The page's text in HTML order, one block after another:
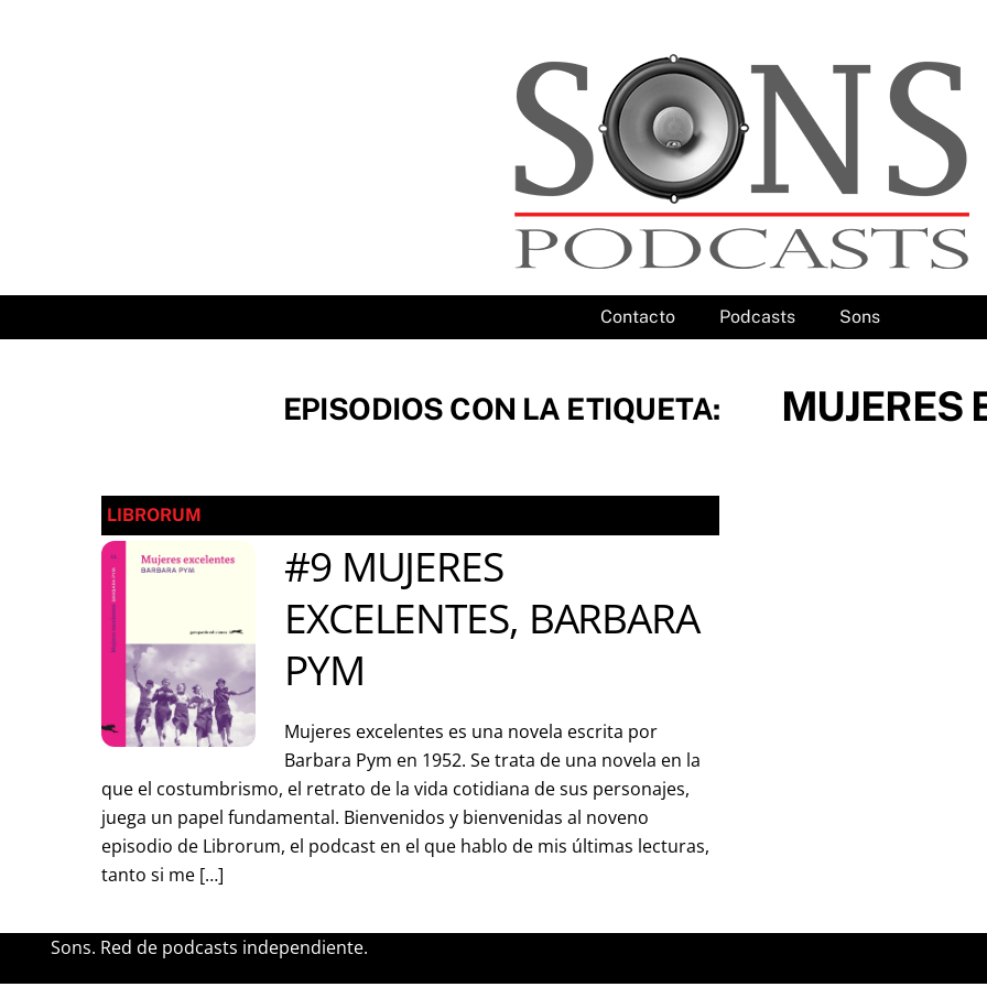
Contacto Podcasts Sons
EPISODIOS CON LA ETIQUETA: MUJERES
LIBRORUM
#9 MUJERES
EXCELENTES, BARBARA
PYM
Mujeres excelentes es una novela escrita por
Barbara Pym en 1952. Se trata de una novela en la
que el costumbrismo, el retrato de la vida cotidiana de sus personajes,
juega un papel fundamental. Bienvenidos y bienvenidas al noveno
episodio de Librorum, el podcast en el que hablo de mis últimas lecturas,
tanto si me […]
Sons. Red de podcasts independiente.